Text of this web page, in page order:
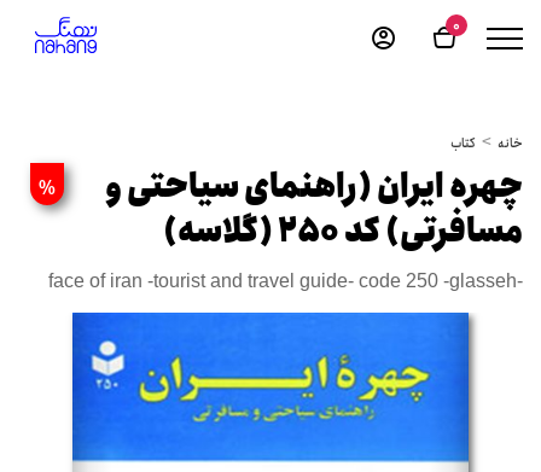
0
خانه کتاب
%
چهره ایران (راهنمای سیاحتی و
مسافرتی) کد 250 (گلاسه)
face of iran -tourist and travel guide- code 250 -glasseh-